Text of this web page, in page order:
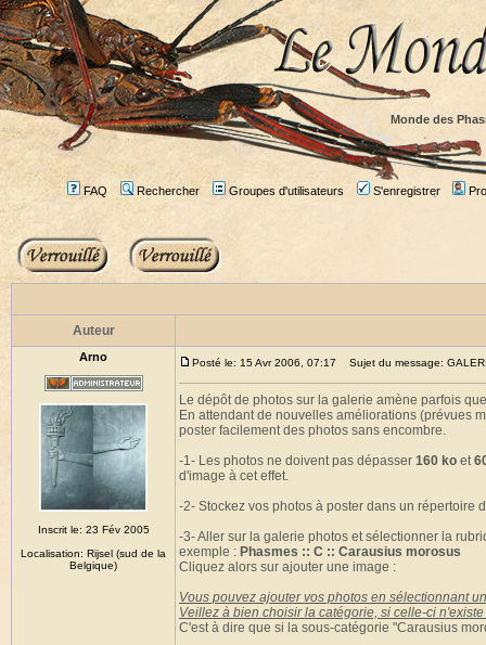
Monde des
FAQ Rechercher Groupes d'utilisateurs S'enregistrer
Auteur
Arno
Inscrit le: 23 Fév 2005
Localisation: Rijsel (sud de la
Belgique)
Posté le: 15 Avr 2006, 07:17 Sujet du message:
Le dépôt de photos sur la galerie amène parfois
En attendant de nouvelles améliorations (prévues
poster facilement des photos sans encombre.
-1- Les photos ne doivent pas dépasser 160 ko et
d'image à cet effet.
-2- Stockez vos photos à poster dans un répertoire
-3- Aller sur la galerie photos et sélectionner la
exemple : Phasmes :: C :: Carausius morosus
Cliquez alors sur ajouter une image :
Vous pouvez ajouter vos photos en sélectionnant
Veillez à bien choisir la catégorie, si celle-ci
C'est à dire que si la sous-catégorie "Carausius